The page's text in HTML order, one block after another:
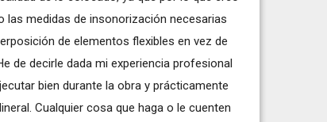
las medidas de insonorización necesarias
de elementos flexibles en vez de
de decirle dada mi experiencia profesional
bien durante la obra y prácticamente
Cualquier cosa que haga o le cuenten